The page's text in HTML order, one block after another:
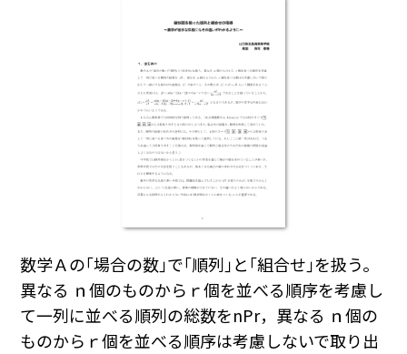
数学Ａの｢場合の数｣で｢順列｣と｢組合せ｣を扱う。
異なる ｎ個のものからｒ個を並べる順序を考慮し
て一列に並べる順列の総数をnPr，異なる ｎ個の
ものからｒ個を並べる順序は考慮しないで取り出